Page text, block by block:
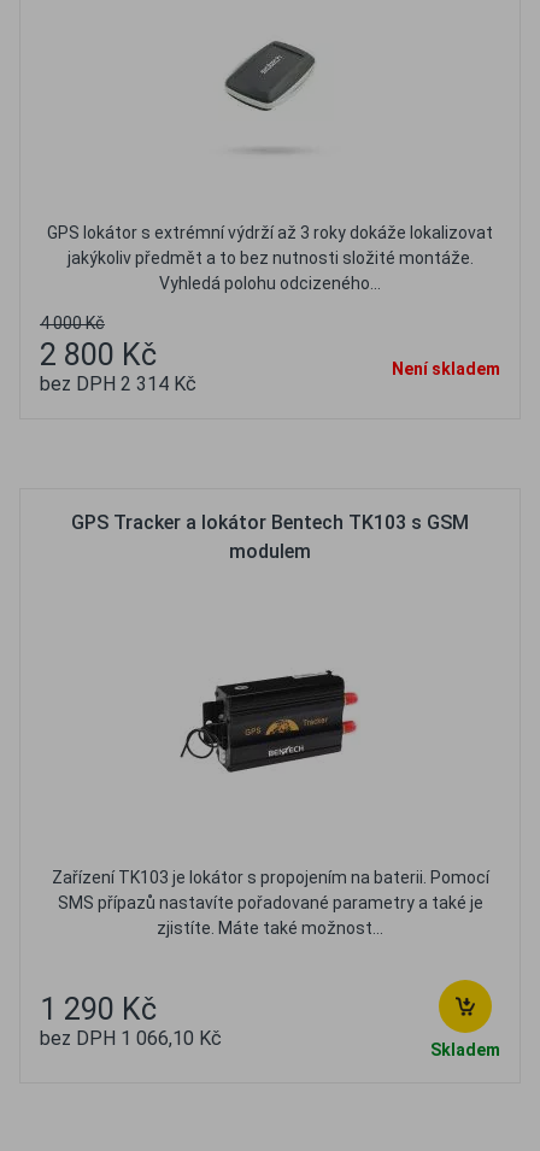
GPS lokátor s extrémní výdrží až 3 roky dokáže lokalizovat
jakýkoliv předmět a to bez nutnosti složité montáže.
Vyhledá polohu odcizeného...
4 000 Kč
2 800 Kč
bez DPH 2 314 Kč
Není skladem
GPS Tracker a lokátor Bentech TK103 s GSM
modulem
Zařízení TK103 je lokátor s propojením na baterii. Pomocí
SMS přípazů nastavíte pořadované parametry a také je
zjistíte. Máte také možnost...
1 290 Kč
bez DPH 1 066,10 Kč Skladem